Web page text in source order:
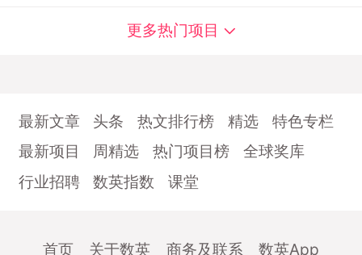
更多热门项目
最新文章 头条 热文排行榜 精选
特色专栏
最新项目
周精选 热门项目榜
全球奖库
行业招聘
数英指数 课堂
首页 关于数英 商务及联系 数英App